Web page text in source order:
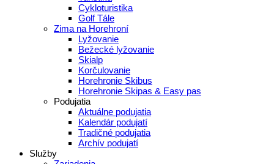
Cykloturistika
Golf Tále
Zima na Horehroní
Lyžovanie
Bežecké lyžovanie
Skialp
Korčulovanie
Horehronie Skibus
Horehronie Skipas & Easy pas
Podujatia
Aktuálne podujatia
Kalendár podujatí
Tradičné podujatia
Archív podujatí
Služby